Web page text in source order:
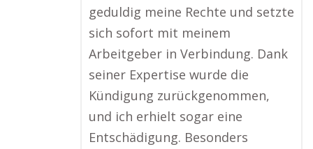
geduldig meine Rechte und setzte
sich sofort mit meinem
Arbeitgeber in Verbindung. Dank
seiner Expertise wurde die
Kündigung zurückgenommen,
und ich erhielt sogar eine
Entschädigung. Besonders